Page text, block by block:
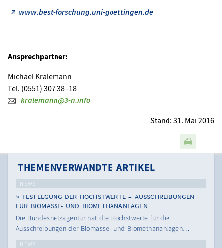
www.best-forschung.uni-goettingen.de
Ansprechpartner:
Michael Kralemann
Tel. (0551) 307 38 -18
kralemann@3-n.info
Stand: 31. Mai 2016
THEMENVERWANDTE ARTIKEL
NEWS
FESTLEGUNG DER HÖCHSTWERTE – AUSSCHREIBUNGEN
FÜR BIOMASSE- UND BIOMETHANANLAGEN
Die Bundesnetzagentur hat die Höchstwerte für die
Ausschreibungen der Biomasse- und Biomethananlagen…
NEWS